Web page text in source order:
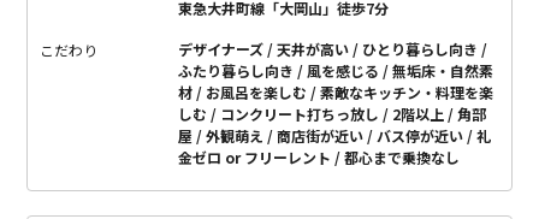
東急大井町線「大岡山」徒歩7分
こだわり デザイナーズ 天井が高い
ひとり暮らし向き
ふたり暮らし向き
風を感じる
無垢床・自然素
材
お風呂を楽しむ
素敵なキッチン・料理を楽
しむ
コンクリート打ちっ放し 2階以上
角部
屋
外観萌え 商店街が近い バス停が近い
礼
金ゼロ or フリーレント
都心まで乗換なし